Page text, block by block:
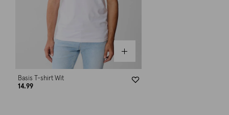
Basis T-shirt Wit
14.99